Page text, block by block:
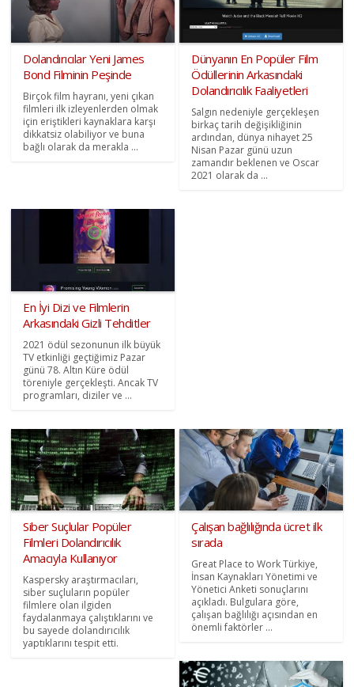
Dolandırıcılar Yeni James
Bond Filminin Peşinde
Birçok film hayranı, yeni çıkan
filmleri ilk izleyenlerden olmak
için eriştikleri kaynaklara karşı
dikkatsiz olabiliyor ve buna
bağlı olarak da merakla ...
Dünyanın En Popüler Film
Ödüllerinin Arkasındaki
Dolandırıcılık Faaliyetleri
Salgın nedeniyle gerçekleşen
birkaç tarih değişikliğinin
ardından, dünya nihayet 25
Nisan Pazar günü uzun
zamandır beklenen ve Oscar
2021 olarak da ...
En İyi Dizi ve Filmlerin
Arkasındaki Gizli Tehditler
2021 ödül sezonunun ilk büyük
TV etkinliği geçtiğimiz Pazar
günü 78. Altın Küre ödül
töreniyle gerçekleşti. Ancak TV
programları, diziler ve ...
Siber Suçlular Popüler
Filmleri Dolandırıcılık
Amacıyla Kullanıyor
Kaspersky araştırmacıları,
siber suçluların popüler
filmlere olan ilgiden
faydalanmaya çalıştıklarını ve
bu sayede dolandırıcılık
yaptıklarını tespit etti.
Çalışan bağlılığında ücret ilk
sırada
Great Place to Work Türkiye,
İnsan Kaynakları Yönetimi ve
Yönetici Anketi sonuçlarını
açıkladı. Bulgulara göre,
çalışan bağlılığı açısından en
önemli faktörler ...